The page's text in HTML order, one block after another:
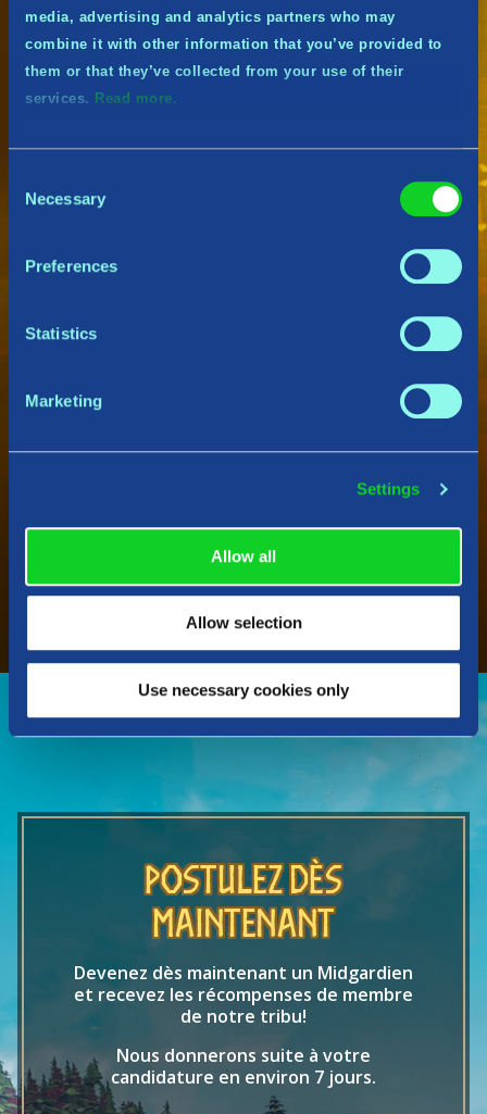
media, advertising and analytics partners who may
combine it with other information that you’ve provided to
them or that they’ve collected from your use of their
services. Read more.
Selection
Necessary
Preferences
Statistics
Marketing
Settings
Allow all
Allow selection
Use necessary cookies only
2. La fidélité
Recevez des récompenses pour votre
exclusive
: portrait en jeu exclusif
Recevez ces récompenses immédiatement
Compagnon midgardien : Princesse Linda
Accès aux concours
POSTULEZ DÈS
MAINTENANT
Devenez dès maintenant un Midgardien
et recevez les récompenses de membre
de notre tribu!
Nous donnerons suite à votre
candidature en environ 7 jours.